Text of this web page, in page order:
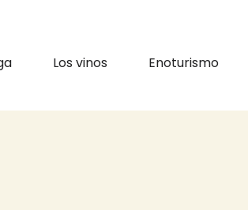
Los vinos Enoturismo